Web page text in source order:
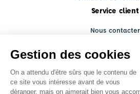
Service client
Nous contacter
Espace client
Grands comptes